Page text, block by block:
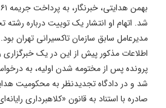
شد. اتهام او انتشار یک توییت درباره
مدیرعامل سابق سازمان تاکسیرانی تهران
اطلاعات مذکور پیش از این در یک
پرونده پس از مختومه شدن اولیه، به
شد و در دادگاه تجدیدنظر به محکومیت
صادره با استناد به قانون «کلاهبرداری